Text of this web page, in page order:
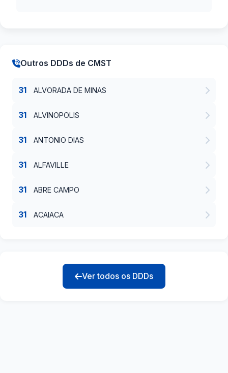
Outros DDDs de CMST
31 ALVORADA DE MINAS
31 ALVINOPOLIS
31 ANTONIO DIAS
31 ALFAVILLE
31 ABRE CAMPO
31 ACAIACA
Ver todos os DDDs